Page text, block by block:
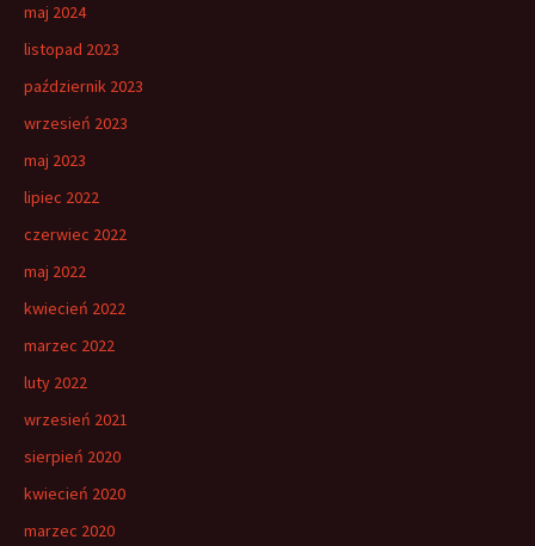
maj 2024
listopad 2023
październik 2023
wrzesień 2023
maj 2023
lipiec 2022
czerwiec 2022
maj 2022
kwiecień 2022
marzec 2022
luty 2022
wrzesień 2021
sierpień 2020
kwiecień 2020
marzec 2020